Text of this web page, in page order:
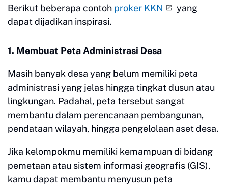
Berikut beberapa contoh proker KKN
yang
dapat dijadikan inspirasi.
1. Membuat Peta Administrasi Desa
Masih banyak desa yang belum memiliki peta
administrasi yang jelas hingga tingkat dusun atau
lingkungan. Padahal, peta tersebut sangat
membantu dalam perencanaan pembangunan,
pendataan wilayah, hingga pengelolaan aset desa.
Jika kelompokmu memiliki kemampuan di bidang
pemetaan atau sistem informasi geografis (GIS),
kamu dapat membantu menyusun peta